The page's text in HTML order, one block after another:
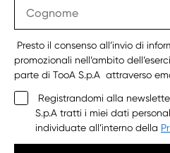
Presto il consenso all’invio di
promozionali nell’ambito
parte di TooA S.p.A attraverso
Registrandomi alla
S.p.A tratti i miei dati
individuate all’interno della